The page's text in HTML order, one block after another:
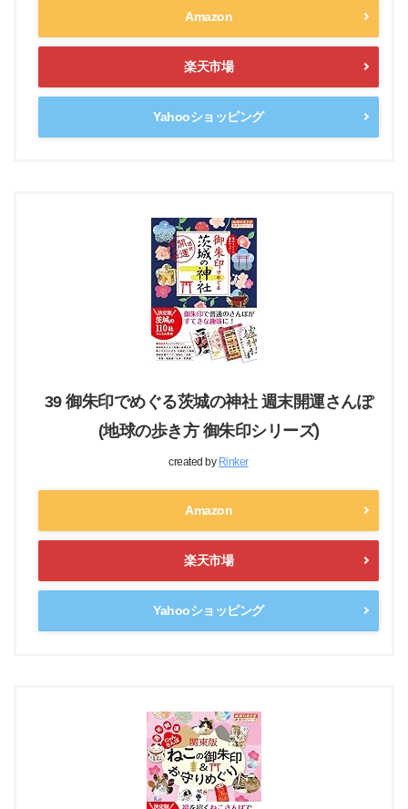
Amazon
楽天市場
Yahooショッピング
39 御朱印でめぐる茨城の神社 週末開運さんぽ
(地球の歩き方 御朱印シリーズ)
created by Rinker
Amazon
楽天市場
Yahooショッピング